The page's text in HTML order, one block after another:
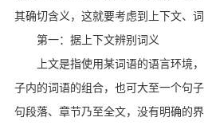
其确切含义，这就要考虑到上下文、
第一：据上下文辨别词义
上文是指使用某词语的语言环境
子内的词语的组合，也可大至一个句
句段落、章节乃至全文，没有明确的